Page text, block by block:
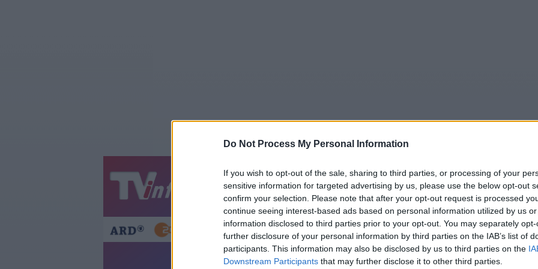
Do Not Process My Personal Information
If you wish to opt-out of the sale, sharing to third parties, or processing of your
sensitive information for targeted advertising by us, please use the below opt-out
confirm your selection. Please note that after your opt-out request is processed
continue seeing interest-based ads based on personal information utilized by us
information disclosed to third parties prior to your opt-out. You may separately
further disclosure of your personal information by third parties on the IAB’s list of
participants. This information may also be disclosed by us to third parties on the
Downstream Participants that may further disclose it to other third parties.
20:15 Tipps Sender Merkzettel TV-Agent Fußball
Gestern Heute Sa So Mo Di Mi Do
Mord ohne Leiche - Der Fall Alexandra R. - Report / Recht und